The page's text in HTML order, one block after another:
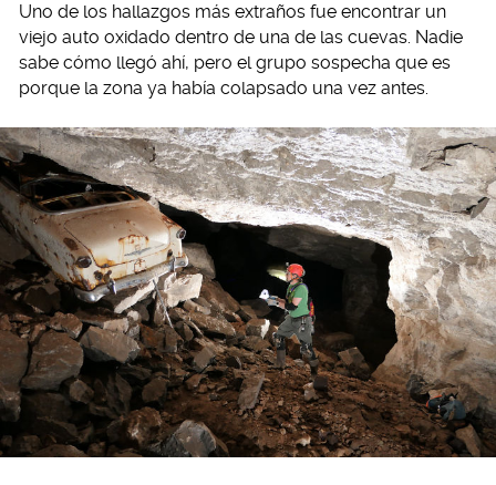
Uno de los hallazgos más extraños fue encontrar un
viejo auto oxidado dentro de una de las cuevas. Nadie
sabe cómo llegó ahí, pero el grupo sospecha que es
porque la zona ya había colapsado una vez antes.